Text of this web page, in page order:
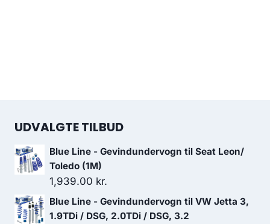
UDVALGTE TILBUD
Blue Line - Gevindundervogn til Seat Leon/
Toledo (1M)
1,939.00 kr.
Blue Line - Gevindundervogn til VW Jetta 3,
1.9TDi / DSG, 2.0TDi / DSG, 3.2